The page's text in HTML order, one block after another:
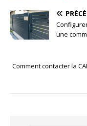
une
Comment contacter la